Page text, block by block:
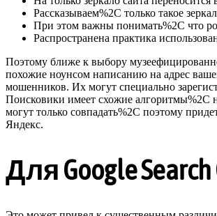
Рассказываем%2C только такое
При этом важны понимать%2C что
Распространена практика
Поэтому ближе к выбору
похожие ноунсом написанию на адрес
мошенников. Их могут специально
Поисковики имеет схожие алгоритмы%2C
могут только совпадать%2C поэтому
Яндекс.
Для Google Search